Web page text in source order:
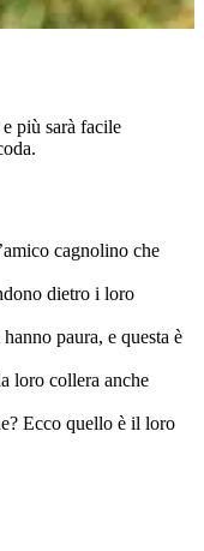
più sarà facile
cagnolino che
dietro i loro
paura, e questa è
loro collera anche
Ecco quello è il loro